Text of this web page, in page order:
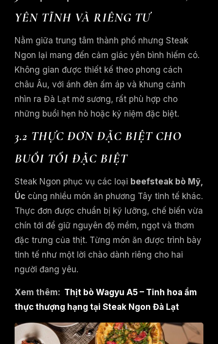
YÊN TĨNH VÀ RIÊNG TƯ
Nằm giữa trung tâm thành phố nhưng Steak
Ngon lại mang đến cảm giác yên bình hiếm có.
Không gian được thiết kế theo phong cách
châu Âu, với ánh đèn ấm áp và khung cảnh
nhìn ra Đà Lạt mờ sương, rất phù hợp cho
những buổi hẹn hò hoặc kỷ niệm đặc biệt.
3.2 THỰC ĐƠN ĐẶC BIỆT CHO
BUỔI TỐI ĐẶC BIỆT
Steak Ngon phục vụ các loại beefsteak bò Mỹ,
Úc cùng nhiều món ăn phương Tây tinh tế khác.
Thực đơn được chuẩn bị kỹ lưỡng, chế biến vừa
chín tới để giữ nguyên độ mềm, ngọt và thơm
đặc trưng của thịt. Từng món ăn được trình bày
tinh tế như một lời chào dành riêng cho hai
người đang yêu.
Xem thêm: Thịt bò Wagyu A5 – Tinh hoa ẩm
thực thượng hạng tại Steak Ngon Đà Lạt